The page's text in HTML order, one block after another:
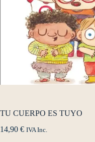
TU CUERPO ES TUYO
14,90 € IVA Inc.